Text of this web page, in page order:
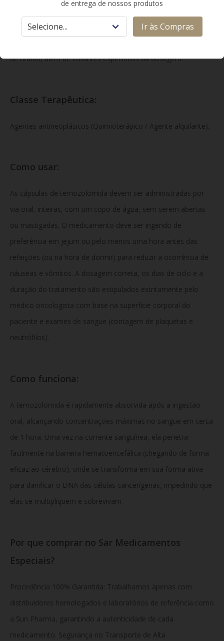
de temozolomida. Excipientes: Lactose anidra,
amido glicolato de sódio, dióxido de silício, ácido tartárico,
de titânio, além de corantes específicos da dosagem.
Classe Terapêutica:
Agentes antineoplásicos (Quimioterápico / Agente alquilante).
Como usar:
As cápsulas de temozolomida devem ser administradas por
via oral, inteiras, com um copo de água, sem serem abertas
ou mastigadas. O medicamento deve ser ingerido de
preferência em jejum ou pelo menos uma hora antes das
refeições (ou na hora de dormir) para reduzir a ocorrência de
náuseas e vômitos. A dosagem correta, os dias de ciclo e a
duração do tratamento são estipulados estritamente pelo
médico oncologista com base na superfície corporal do
paciente e exames de sangue (contagem de plaquetas e
neutrófilos).
Como funciona:
A temozolomida é rapidamente absorvida após a ingestão
oral, alcançando concentrações máximas no sangue em cerca
de 1 hora. Uma vez na corrente sanguínea, ela penetra
facilmente na barreira hematoencefálica (chegando de forma
eficaz ao cérebro), onde se transforma em sua forma ativa
para danificar o DNA das células cancerígenas, impedindo que
elas se multipliquem e sobrevivam.
Por que comprar no Sar Medicamentos
Especiais?
Procedência 100% Garantida: Trabalhamos apenas com
distribuidores homologados e laboratórios de referência como
a Sun Pharma, garantindo a autenticidade de cada
medicamento. Segurança no Transporte de Alta
de entrega de nossos produtos
Ir às Compras